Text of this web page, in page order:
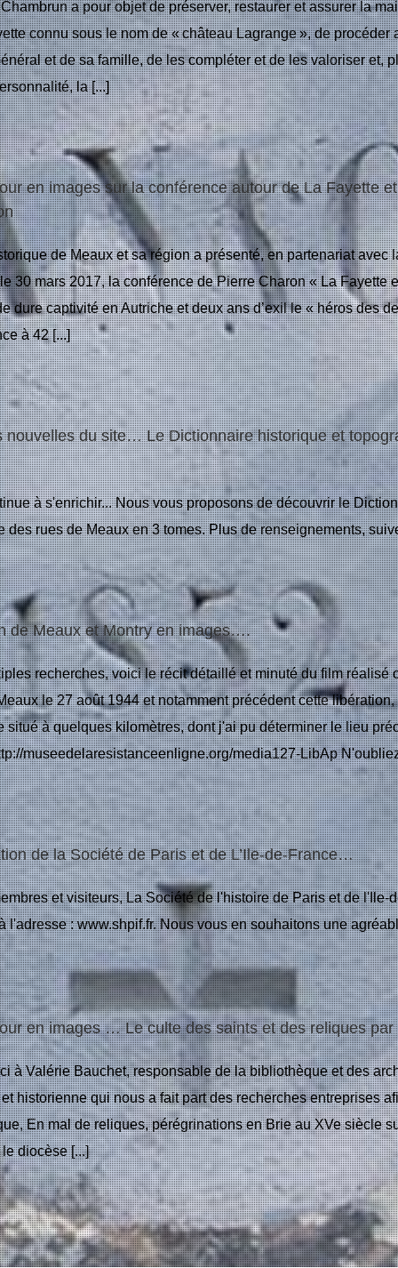
a pour objet de préserver, restaurer et assurer la
connu sous le nom de « château Lagrange », de procéder
et de sa famille, de les compléter et de les valoriser et,
la [...]
en images sur la conférence autour de La Fayette
de Meaux et sa région a présenté, en partenariat avec
30 mars 2017, la conférence de Pierre Charon « La Fayette
dure captivité en Autriche et deux ans d’exil le « héros des
à 42 [...]
nouvelles du site… Le Dictionnaire historique et
à s'enrichir... Nous vous proposons de découvrir le
des rues de Meaux en 3 tomes. Plus de renseignements,
de Meaux et Montry en images….
recherches, voici le récit détaillé et minuté du film réalisé
le 27 août 1944 et notamment précédent cette
situé à quelques kilomètres, dont j'ai pu déterminer le lieu
museedelaresistanceenligne.org/media127-LibAp
de la Société de Paris et de L’Ile-de-France…
et visiteurs, La Société de l'histoire de Paris et de l'Ile-
l'adresse : www.shpif.fr. Nous vous en souhaitons une
en images … Le culte des saints et des reliques par
à Valérie Bauchet, responsable de la bibliothèque et des
historienne qui nous a fait part des recherches entreprises
En mal de reliques, pérégrinations en Brie au XVe siècle
diocèse [...]